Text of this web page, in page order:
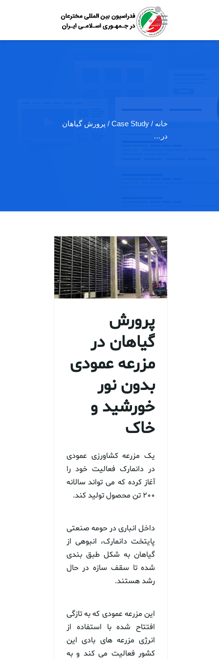
خانه
/ Case Study / پرورش گیاهان
در…
پرورش
گیاهان در
مزرعه عمودی
بدون نور
خورشید و
خاک
یک مزرعه کشاورزی عمودی
در دانمارک فعالیت خود را
آغاز کرده که می تواند سالانه
۲۰۰ تن محصول تولید کند.
داخل انباری در حومه صنعتی
پایتخت دانمارک، انبوهی از
گیاهان به شکل طبق بندی
شده تا سقف سازه در حال
رشد هستند.
این مزرعه عمودی که به تازگی
افتتاح شده با استفاده از
انرژی مزرعه های بادی این
کشور فعالیت می کند و به